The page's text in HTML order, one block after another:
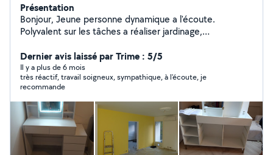
Présentation
Bonjour, Jeune personne dynamique a l'écoute.
Polyvalent sur les tâches a réaliser jardinage,
mécanique. Cordialement
Dernier avis laissé par Trime : 5/5
Il y a plus de 6 mois
très réactif, travail soigneux, sympathique, à l'écoute, je
recommande